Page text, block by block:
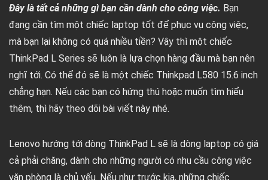
Đây là tất cả những gì bạn cần dành cho công việc. Bạn
đang cần tìm một chiếc laptop tốt để phục vụ công việc,
mà bạn lại không có quá nhiều tiền? Vậy thì một chiếc
ThinkPad L Series sẽ luôn là lựa chọn hàng đầu mà bạn nên
nghĩ tới. Có thể đó sẽ là một chiếc Thinkpad L580 15.6 inch
chẳng hạn. Nếu các bạn có hứng thú hoặc muốn tìm hiểu
thêm, thì hãy theo dõi bài viết này nhé.
Lenovo hướng tới dòng ThinkPad L sẽ là dòng laptop có giá
cả phải chăng, dành cho những người có nhu cầu công việc
văn phòng là chủ yếu. Nếu như trước kia, những chiếc